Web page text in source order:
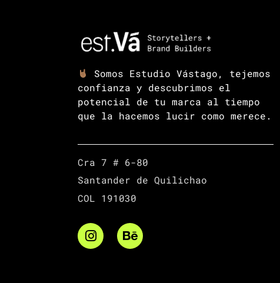
Somos Estudio Vástago, tejemos
confianza y descubrimos el
potencial de tu marca al tiempo
que la hacemos lucir como merece.
Cra 7 # 6-80
Santander de Quilichao
COL 191030